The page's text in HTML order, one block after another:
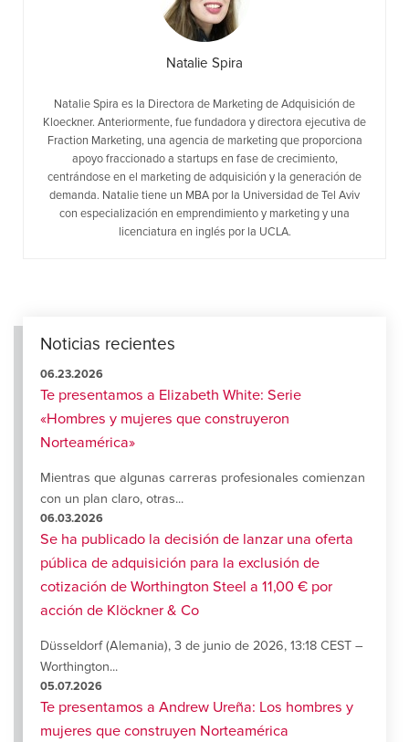
Natalie Spira
Natalie Spira es la Directora de Marketing de Adquisición de
Kloeckner. Anteriormente, fue fundadora y directora ejecutiva de
Fraction Marketing, una agencia de marketing que proporciona
apoyo fraccionado a startups en fase de crecimiento,
centrándose en el marketing de adquisición y la generación de
demanda. Natalie tiene un MBA por la Universidad de Tel Aviv
con especialización en emprendimiento y marketing y una
licenciatura en inglés por la UCLA.
Noticias recientes
06.23.2026
Te presentamos a Elizabeth White: Serie
«Hombres y mujeres que construyeron
Norteamérica»
Mientras que algunas carreras profesionales comienzan
con un plan claro, otras...
06.03.2026
Se ha publicado la decisión de lanzar una oferta
pública de adquisición para la exclusión de
cotización de Worthington Steel a 11,00 € por
acción de Klöckner & Co
Düsseldorf (Alemania), 3 de junio de 2026, 13:18 CEST –
Worthington...
05.07.2026
Te presentamos a Andrew Ureña: Los hombres y
mujeres que construyen Norteamérica